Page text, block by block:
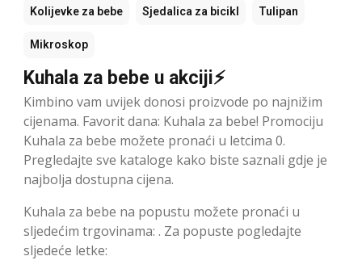
Kolijevke za bebe Sjedalica za bicikl Tulipan
Mikroskop
Kuhala za bebe u akciji⚡
Kimbino vam uvijek donosi proizvode po najnižim
cijenama. Favorit dana: Kuhala za bebe! Promociju
Kuhala za bebe možete pronaći u letcima 0.
Pregledajte sve kataloge kako biste saznali gdje je
najbolja dostupna cijena.
Kuhala za bebe na popustu možete pronaći u
sljedećim trgovinama: . Za popuste pogledajte
sljedeće letke: